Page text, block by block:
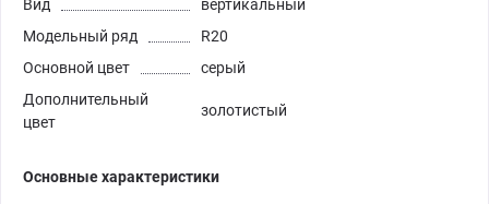
Вид
вертикальный
Модельный ряд
R20
Основной цвет
серый
Дополнительный
цвет
золотистый
Основные характеристики